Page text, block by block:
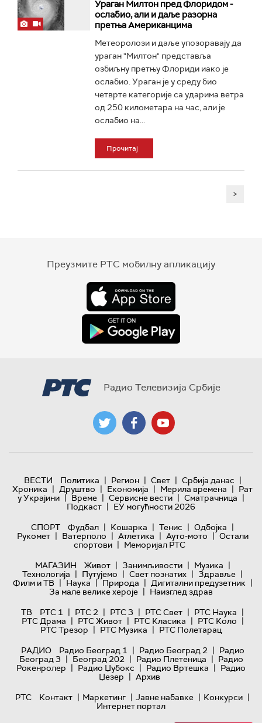
Ураган Милтон пред Флоридом -
ослабио, али и даље разорна
претња Американцима
Метеоролози и даље упозоравају да
ураган "Милтон" представља
озбиљну претњу Флориди иако је
ослабио. Ураган је у среду био
четврте категорије са ударима ветра
од 250 километара на час, али је
ослабио на...
Прочитај
>
Преузмите РТС мобилну апликацију
Радио Телевизија Србије
ВЕСТИ Политика | Регион | Свет | Србија данас |
Хроника | Друштво | Економија | Мерила времена | Рат
у Украјини | Време | Сервисне вести | Сматрачница |
Подкаст | ЕУ могућности 2026
СПОРТ
Фудбал | Кошарка | Тенис | Одбојка |
Рукомет | Ватерполо | Атлетика | Ауто-мото | Остали
спортови | Меморијал РТС
МАГАЗИН
Живот | Занимљивости | Музика |
Технологијa | Путујемо | Свет познатих | Здравље |
Филм и ТВ | Наука | Природа | Дигитални предузетник |
За мале велике хероје | Наизглед здрав
ТВ
РТС 1 | РТС 2 | РТС 3 | РТС Свет | РТС Наука |
РТС Драма | РТС Живот | РТС Класика | РТС Коло |
РТС Трезор | РТС Музика | РТС Полетарац
РАДИО
Радио Београд 1 | Радио Београд 2 | Радио
Београд 3 | Београд 202 | Радио Плетеница | Радио
Рокенролер | Радио Џубокс | Радио Вртешка | Радио
Џезер | Архив
РТС
Контакт | Маркетинг | Јавне набавке | Конкурси |
Интернет портал